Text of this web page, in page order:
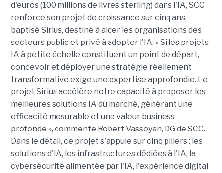
d'euros (100 millions de livres sterling) dans l'IA, SCC
renforce son projet de croissance sur cinq ans,
baptisé Sirius, destiné à aider les organisations des
secteurs public et privé à adopter l'IA. « Si les projets
IA à petite échelle constituent un point de départ,
concevoir et déployer une stratégie réellement
transformative exige une expertise approfondie. Le
projet Sirius accélère notre capacité à proposer les
meilleures solutions IA du marché, générant une
efficacité mesurable et une valeur business
profonde », commente Robert Vassoyan, DG de SCC.
Dans le détail, ce projet s'appuie sur cinq piliers : les
solutions d'IA, les infrastructures dédiées à l'IA, la
cybersécurité alimentée par l'IA, l'expérience digital